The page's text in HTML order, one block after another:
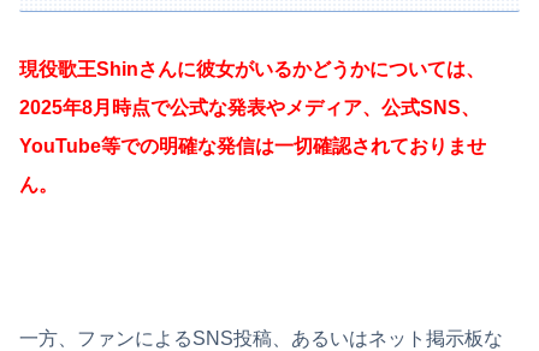
現役歌王Shinさんに彼女がいるかどうかについては、
2025年8月時点で公式な発表やメディア、公式SNS、
YouTube等での明確な発信は一切確認されておりませ
ん。
一方、ファンによるSNS投稿、あるいはネット掲示板な